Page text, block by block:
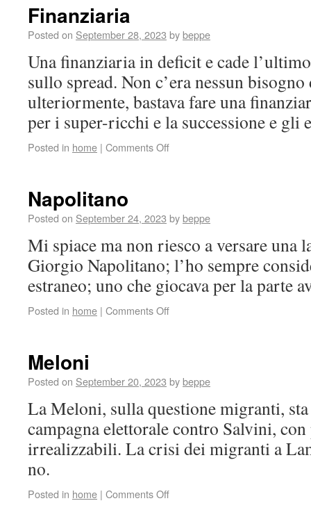
Finanziaria
Posted on September 28, 2023 bybeppe
Una finanziaria in deficit e cade
sullo spread. Non c’era nessun
ulteriormente, bastava fare una
per i super-ricchi e la successione e
Posted in home | Comments Off
Napolitano
Posted on September 24, 2023 bybeppe
Mi spiace ma non riesco a versare una
Giorgio Napolitano; l’ho sempre
estraneo; uno che giocava per la parte
Posted in home | Comments Off
Meloni
Posted on September 20, 2023 bybeppe
La Meloni, sulla questione migranti,
campagna elettorale contro Salvini,
irrealizzabili. La crisi dei migranti a
no.
Posted in home | Comments Off